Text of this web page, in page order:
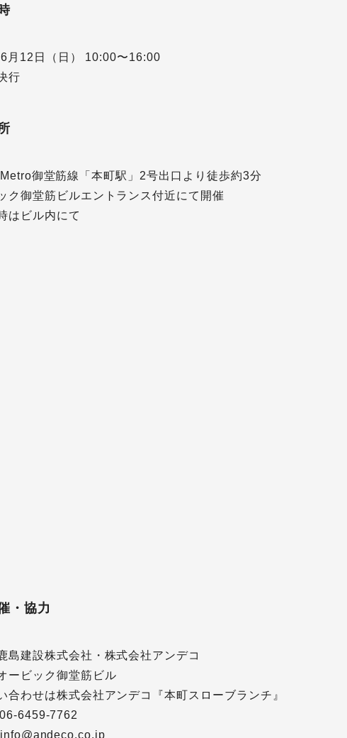
月12日（日） 10:00〜16:00
行
御堂筋線「本町駅」2号出口より徒歩約3分
ク御堂筋ビルエントランス付近にて開催
はビル内にて
・協力
島建設株式会社・株式会社アンデコ
ービック御堂筋ビル
合わせは株式会社アンデコ『本町スローブランチ』
6459-7762